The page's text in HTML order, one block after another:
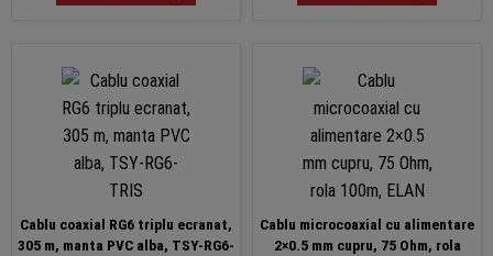
Cablu coaxial RG6 triplu ecranat,
305 m, manta PVC alba, TSY-RG6-
Cablu microcoaxial cu alimentare
2×0.5 mm cupru, 75 Ohm, rola